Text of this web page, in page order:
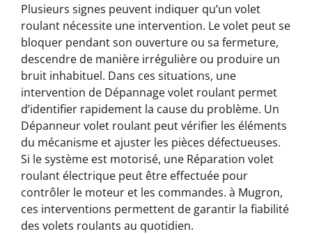
Plusieurs signes peuvent indiquer qu’un volet
roulant nécessite une intervention. Le volet peut se
bloquer pendant son ouverture ou sa fermeture,
descendre de manière irrégulière ou produire un
bruit inhabituel. Dans ces situations, une
intervention de Dépannage volet roulant permet
d’identifier rapidement la cause du problème. Un
Dépanneur volet roulant peut vérifier les éléments
du mécanisme et ajuster les pièces défectueuses.
Si le système est motorisé, une Réparation volet
roulant électrique peut être effectuée pour
contrôler le moteur et les commandes. à Mugron,
ces interventions permettent de garantir la fiabilité
des volets roulants au quotidien.